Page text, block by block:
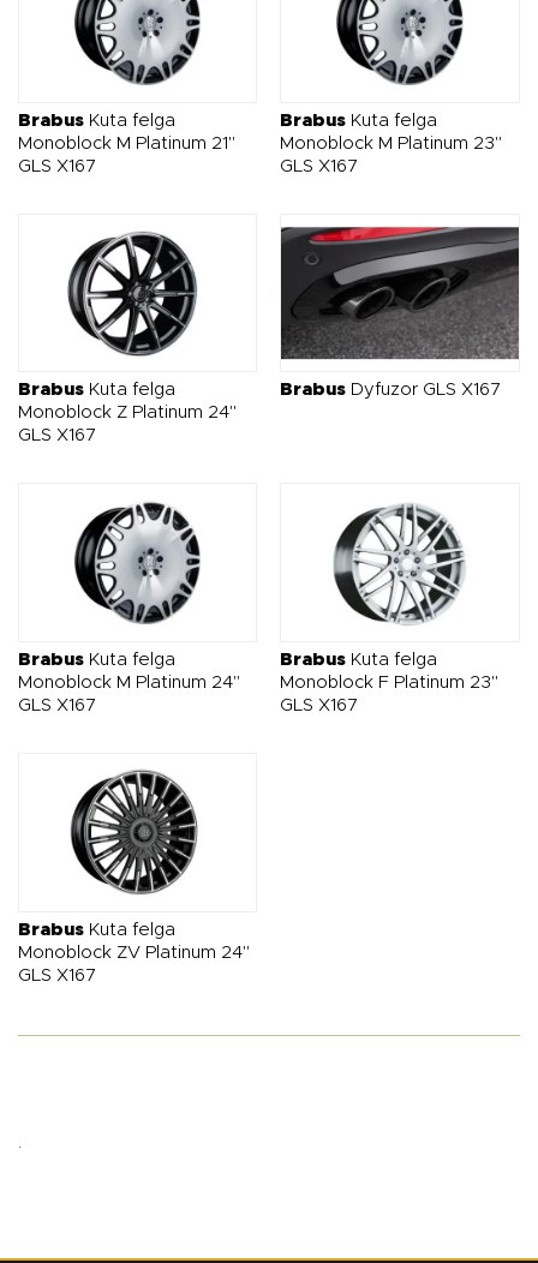
Brabus Kuta felga
Monoblock M Platinum 21"
GLS X167
Brabus Kuta felga
Monoblock M Platinum 23"
GLS X167
Brabus Kuta felga
Monoblock Z Platinum 24"
GLS X167
Brabus Dyfuzor GLS X167
Brabus Kuta felga
Monoblock M Platinum 24"
GLS X167
Brabus Kuta felga
Monoblock F Platinum 23"
GLS X167
Brabus Kuta felga
Monoblock ZV Platinum 24"
GLS X167
.